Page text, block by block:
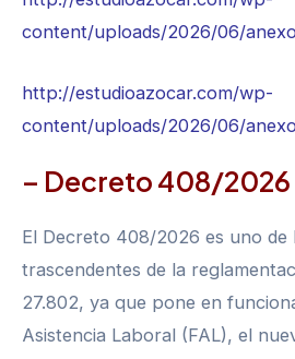
content/uploads/2026/06/
http://estudioazocar.com/wp-
content/uploads/2026/06/
– Decreto 408/2026
El Decreto 408/2026 es uno de
trascendentes de la
27.802, ya que pone en
Asistencia Laboral (FAL), el